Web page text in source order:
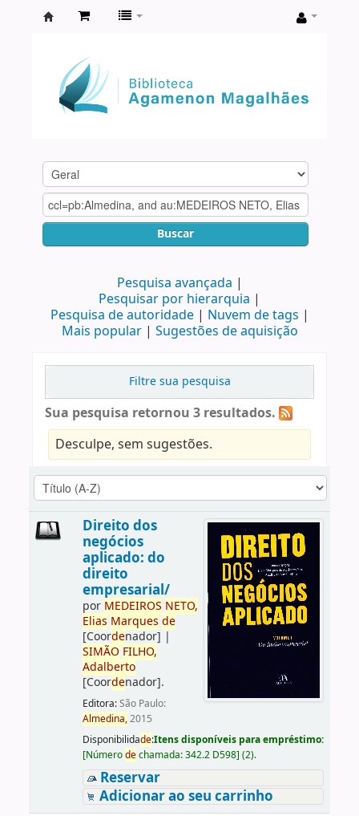
Agamenon
Magalhães
Buscar
Pesquisa avançada
Pesquisar por hierarquia
Pesquisa de autoridade
Nuvem de tags
Mais popular
Sugestões de aquisição
Filtre sua pesquisa
Sua pesquisa retornou 3 resultados.
Desculpe, sem sugestões.
Direito dos
negócios
aplicado: do
direito
empresarial/
por MEDEIROS NETO,
Elias Marques de
[Coordenador] |
SIMÃO FILHO,
Adalberto
[Coordenador].
Editora:São Paulo:
Almedina,2015
Disponibilidade:Itens disponíveis para empréstimo:
[Númerodechamada:342.2 D598] (2).
Reservar
Adicionar ao seu carrinho